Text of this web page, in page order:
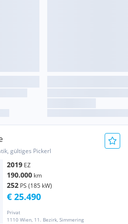
gültiges Pickerl
2019 EZ
190.000 km
252 PS (185 kW)
Privat
1110 Wien, 11. Bezirk, Simmering
€ 25.490